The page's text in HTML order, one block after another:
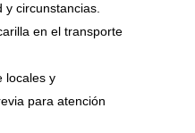
circunstancias.
en el transporte
locales y
para atención